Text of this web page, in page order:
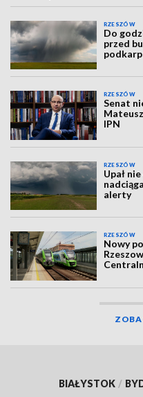
RZESZÓW
Do
przed
RZESZÓW
Senat
IPN
RZESZÓW
Upał
alerty
RZESZÓW
Nowy
BIAŁYSTOK /